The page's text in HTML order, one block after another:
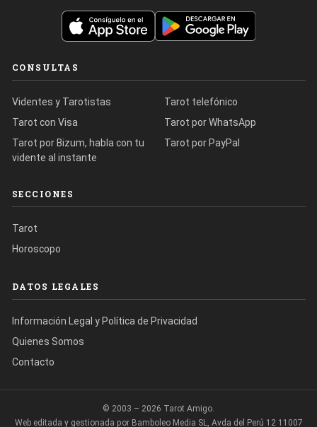
CONSULTAS
Videntes y Tarotistas
Tarot con Visa
Tarot por Bizum, habla con tu
vidente al instante
Tarot telefónico
Tarot por WhatsApp
Tarot por PayPal
SECCIONES
Tarot
Horoscopo
DATOS LEGALES
Información Legal y Política de Privacidad
Quienes Somos
Contacto
© 2003 – 2026 Tarot Amigo.
Web editada y gestionada por Bamboleo Media SL, Avda del Perú 12 11007